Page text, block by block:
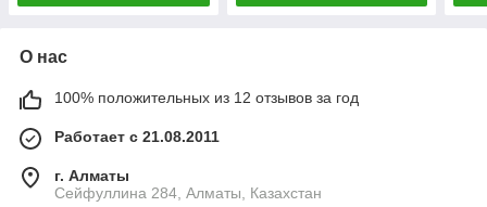
О нас
100% положительных из 12 отзывов за год
Работает с 21.08.2011
г. Алматы
Сейфуллина 284, Алматы, Казахстан